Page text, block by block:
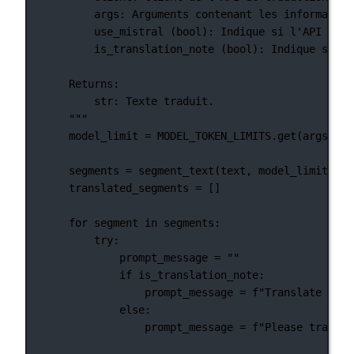
args: Arguments contenant les
use_mistral (bool): Indique si l'API
is_translation_note (bool): Indique si
Returns:
str: Texte traduit.
"""
model_limit = MODEL_TOKEN_LIMITS
segments = segment_text(text, model_limit)
translated_segments = []
for segment in segments:
try:
prompt_message =
""
if is_translation_note:
prompt_message = f"Translate
else:
prompt_message = f"Please